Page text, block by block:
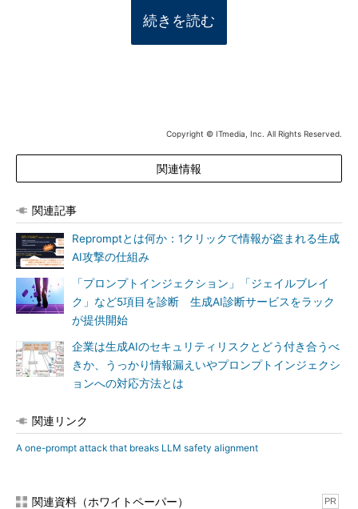
続きを読む
Copyright © ITmedia, Inc. All Rights Reserved.
関連情報
関連記事
Repromptとは何か：1クリックで情報が盗まれる生成
AI攻撃の仕組み
「プロンプトインジェクション」「ジェイルブレイ
ク」など5項目を診断 生成AI診断サービスをラック
が提供開始
企業は生成AIのセキュリティリスクとどう付き合うべ
きか、うっかり情報漏えいやプロンプトインジェクシ
ョンへの対応方法とは
関連リンク
A one-prompt attack that breaks LLM safety alignment
関連資料（ホワイトペーパー） PR